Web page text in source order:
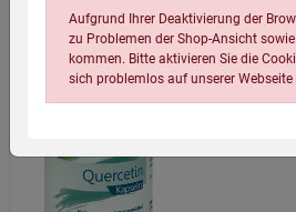
Kopp Vital®
30 Kapseln /
9,99 €
Aufgrund Ihrer Deaktivierung der
zu Problemen der Shop-Ansicht
kommen. Bitte aktivieren Sie die
sich problemlos auf unserer Webseite